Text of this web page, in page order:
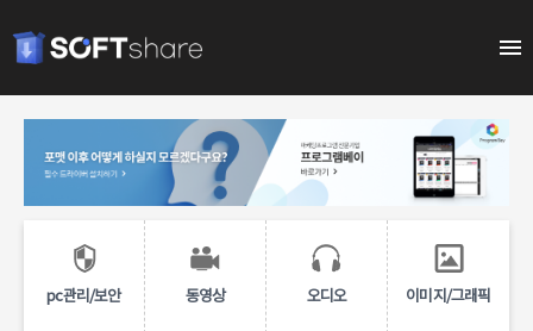
pc관리/보안 동영상 오디오 이미지/그래픽